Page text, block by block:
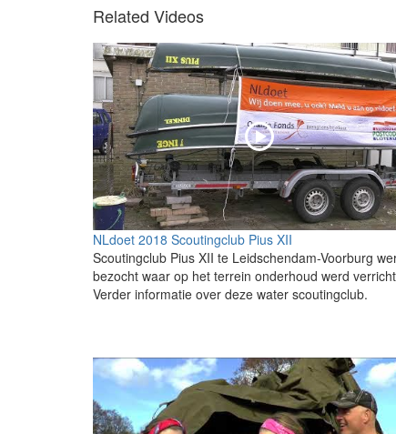
Related Videos
NLdoet 2018 Scoutingclub Pius XII
Scoutingclub Pius XII te Leidschendam-Voorburg
bezocht waar op het terrein onderhoud werd
Verder informatie over deze water scoutingclub.